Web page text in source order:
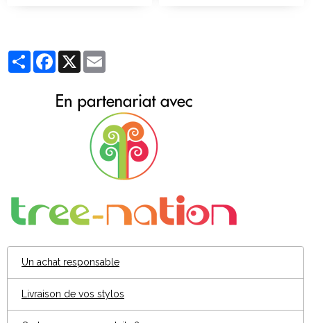
PartagerFacebook
X
Un achat responsable
Livraison de vos stylos